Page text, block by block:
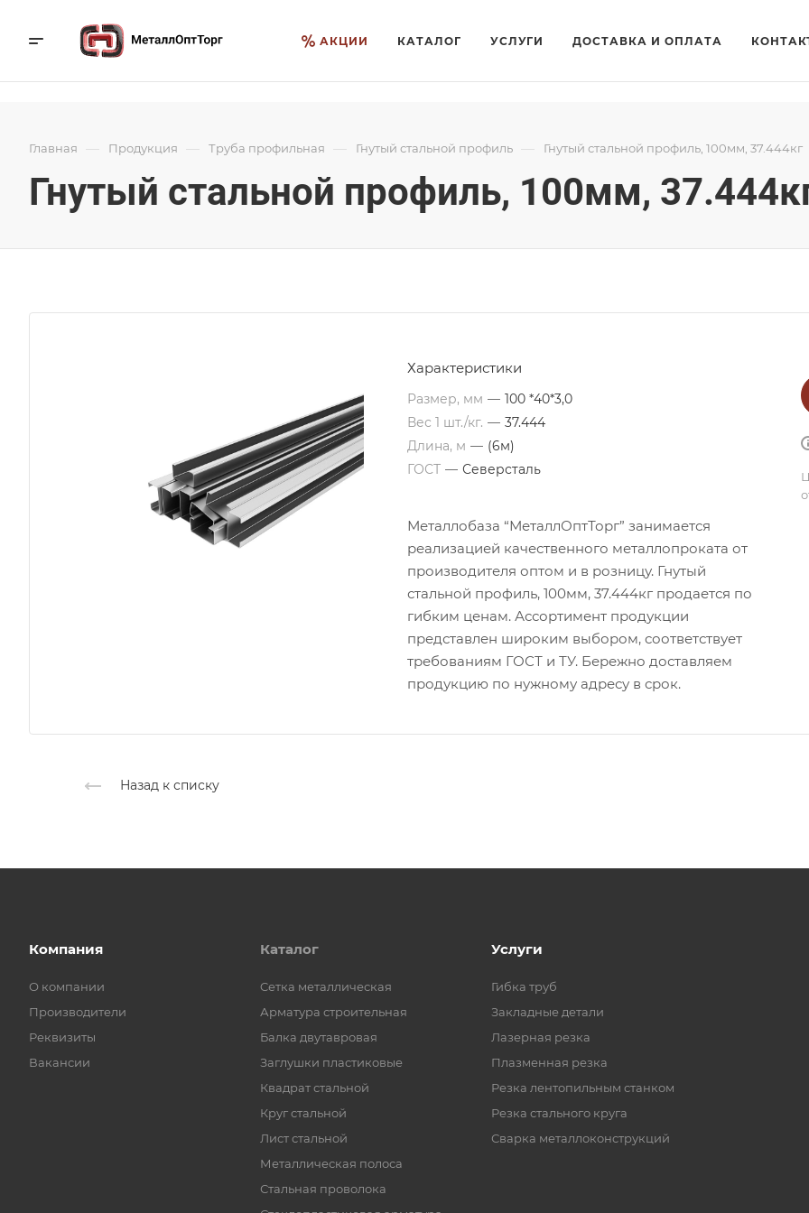
АКЦИИ КАТАЛОГ УСЛУГИ ДОСТАВКА И ОПЛАТА
Главная — Продукция — Труба профильная — Гнутый стальной профиль — Гнутый стальной профиль, 100мм, 37.444кг
Гнутый стальной профиль, 100мм,
Характеристики
Размер, мм — 100 *40*3,0
Вес 1 шт./кг. — 37.444
Длина, м — (6м)
ГОСТ — Северсталь
Металлобаза “МеталлОптТорг” занимается
реализацией качественного металлопроката от
производителя оптом и в розницу. Гнутый
стальной профиль, 100мм, 37.444кг продается по
гибким ценам. Ассортимент продукции
представлен широким выбором, соответствует
требованиям ГОСТ и ТУ. Бережно доставляем
продукцию по нужному адресу в срок.
Назад к списку
Компания
О компании
Производители
Реквизиты
Вакансии
Каталог
Cетка металлическая
Арматура строительная
Балка двутавровая
Заглушки пластиковые
Квадрат стальной
Круг стальной
Лист стальной
Металлическая полоса
Стальная проволока
Услуги
Гибка труб
Закладные детали
Лазерная резка
Плазменная резка
Резка лентопильным станком
Резка стального круга
Сварка металлоконструкций